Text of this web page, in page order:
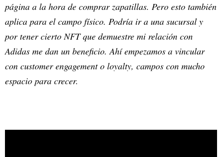
página a la hora de comprar zapatillas. Pero esto también
aplica para el campo físico. Podría ir a una sucursal y
por tener cierto NFT que demuestre mi relación con
Adidas me dan un beneficio. Ahí empezamos a vincular
con customer engagement o loyalty, campos con mucho
espacio para crecer.